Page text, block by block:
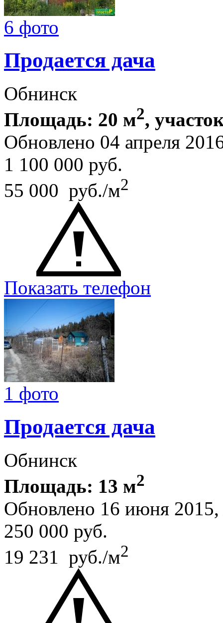
6 фото
Продается дача
Обнинск
Площадь: 20 м2,
Обновлено 04 апреля
1 100 000 руб.
55 000 руб./м2
Показать телефон
1 фото
Продается дача
Обнинск
Площадь: 13 м2
Обновлено 16 июня
250 000 руб.
19 231 руб./м2